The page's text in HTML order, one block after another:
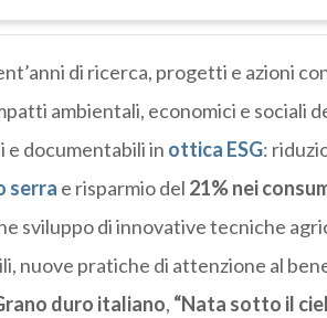
di ricerca, progetti e azioni
ambientali, economici e sociali
e documentabili in ottica ESG:
serra e risparmio del 21% nei
sviluppo di innovative tecniche
nuove pratiche di attenzione al
duro italiano, “Nata sotto il